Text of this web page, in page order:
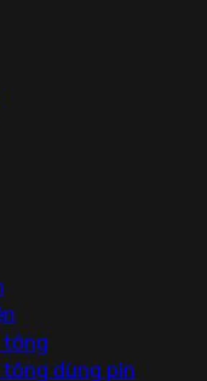
tông
dùng pin